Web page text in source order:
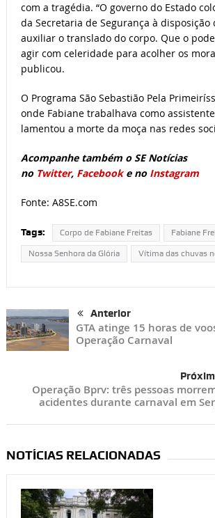
com a tragédia. “O governo do Estado
da Secretaria de Segurança à
auxiliar o translado do corpo. Que o
agir com celeridade para acolher os
publicou.
O Programa São Sebastião Pela
onde Fabiane trabalhava como
lamentou a morte da moça nas redes
Acompanhe também o SE Notícias
no Twitter, Facebooke no Instagram
Fonte: A8SE.com
Tags: Corpo de Fabiane Freitas Fabiane
Nossa Senhora da Glória Vítima das chuvas
Anterior
GTA atinge 15 horas de
Operação Carnaval
Operação Bprv: três pessoas
acidentes durante carnaval em
NOTÍCIAS RELACIONADAS